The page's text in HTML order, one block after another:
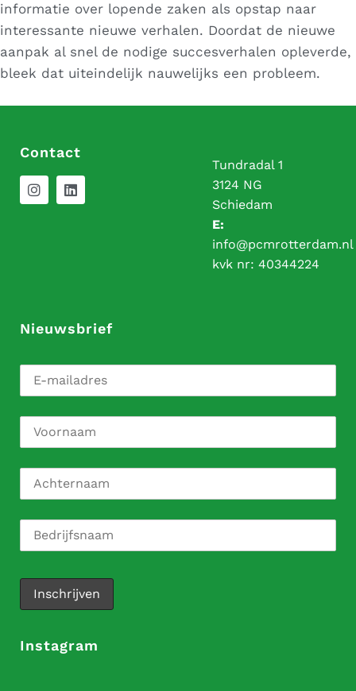
informatie over lopende zaken als opstap naar
interessante nieuwe verhalen. Doordat de nieuwe
aanpak al snel de nodige succesverhalen opleverde,
bleek dat uiteindelijk nauwelijks een probleem.
Contact
Tundradal 1
3124 NG
Schiedam
E:
info@pcmrotterdam.nl
kvk nr: 40344224
Nieuwsbrief
Instagram